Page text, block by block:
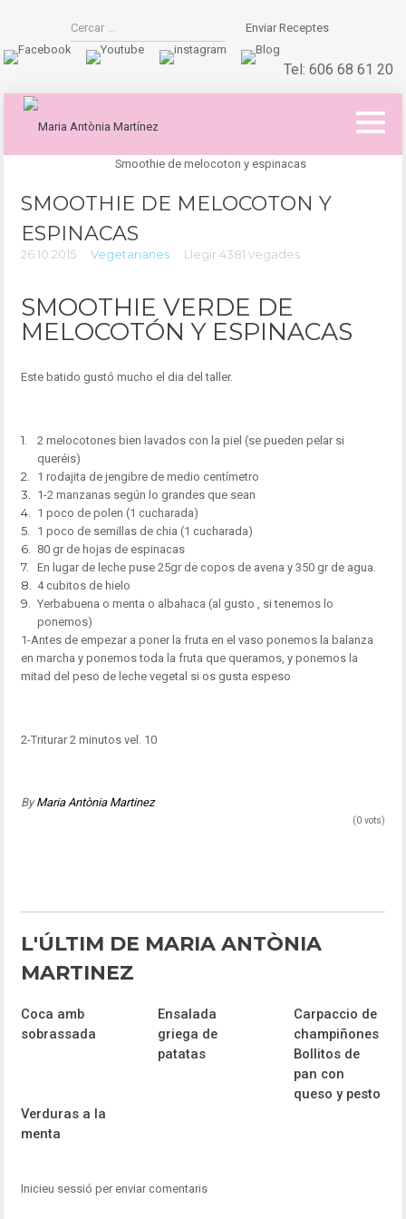
Enviar Receptes
Tel: 606 68 61 20
SMOOTHIE DE MELOCOTON Y
ESPINACAS
26.10.2015 Vegetarianes Llegir 4381 vegades
SMOOTHIE VERDE DE
MELOCOTÓN Y ESPINACAS
Este batido gustó mucho el dia del taller.
2 melocotones bien lavados con la piel (se pueden pelar si
queréis)
1 rodajita de jengibre de medio centímetro
1-2 manzanas según lo grandes que sean
1 poco de polen (1 cucharada)
1 poco de semillas de chia (1 cucharada)
80 gr de hojas de espinacas
En lugar de leche puse 25gr de copos de avena y 350 gr de agua.
4 cubitos de hielo
Yerbabuena o menta o albahaca (al gusto , si tenemos lo
ponemos)
1-Antes de empezar a poner la fruta en el vaso ponemos la balanza
en marcha y ponemos toda la fruta que queramos, y ponemos la
mitad del peso de leche vegetal si os gusta espeso
2-Triturar 2 minutos vel. 10
ByMaria Antònia Martinez
(0 vots)
L'ÚLTIM DE MARIA ANTÒNIA
MARTINEZ
Coca amb
sobrassada
Ensalada
griega de
patatas
Carpaccio de
champiñones
Bollitos de
pan con
queso y pesto
Verduras a la
menta
Inicieu sessió per enviar comentaris